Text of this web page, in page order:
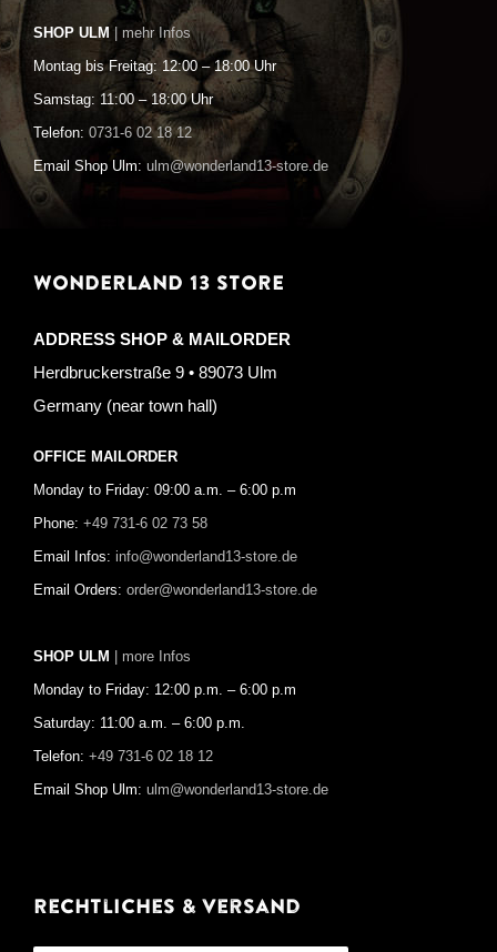
SHOP ULM | mehr Infos
Montag bis Freitag: 12:00 – 18:00 Uhr
Samstag: 11:00 – 18:00 Uhr
Telefon: 0731-6 02 18 12
Email Shop Ulm: ulm@wonderland13-store.de
WONDERLAND 13 STORE
ADDRESS SHOP & MAILORDER
Herdbruckerstraße 9 • 89073 Ulm
Germany (near town hall)
OFFICE MAILORDER
Monday to Friday: 09:00 a.m. – 6:00 p.m
Phone: +49 731-6 02 73 58
Email Infos: info@wonderland13-store.de
Email Orders: order@wonderland13-store.de
SHOP ULM | more Infos
Monday to Friday: 12:00 p.m. – 6:00 p.m
Saturday: 11:00 a.m. – 6:00 p.m.
Telefon: +49 731-6 02 18 12
Email Shop Ulm: ulm@wonderland13-store.de
Rechtliches & Versand